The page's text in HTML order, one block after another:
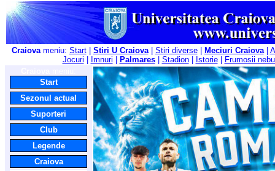
Craiovameniu: Start| Stiri U Craiova| Stiri diverse| Meciuri Craiova|
Jocuri
Imnuri Palmares| Stadion| Istorie|
Frumosii
Start
Sezonul actual
Suporteri
Club
Legende
Craiova